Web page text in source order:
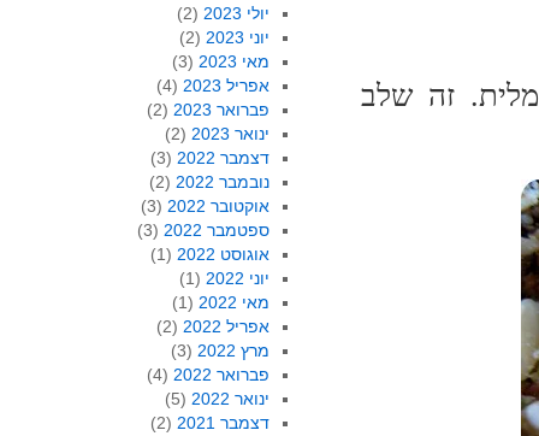
זה שלב
יולי 2023
(2)
יוני 2023
(2)
מאי 2023
(3)
אפריל 2023
(4)
פברואר 2023
(2)
ינואר 2023
(2)
דצמבר 2022
(3)
נובמבר 2022
(2)
אוקטובר 2022
(3)
ספטמבר 2022
(3)
אוגוסט 2022
(1)
יוני 2022
(1)
מאי 2022
(1)
אפריל 2022
(2)
מרץ 2022
(3)
פברואר 2022
(4)
ינואר 2022
(5)
דצמבר 2021
(2)